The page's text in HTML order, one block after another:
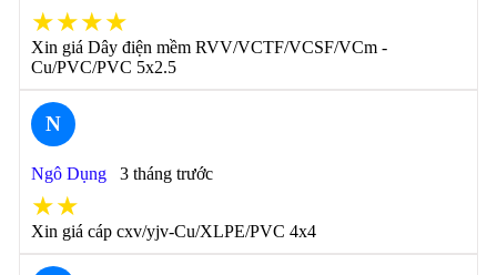
★★★★
Xin giá Dây điện mềm RVV/VCTF/VCSF/VCm -
Cu/PVC/PVC 5x2.5
N
Ngô Dụng 3 tháng trước
★★
Xin giá cáp cxv/yjv-Cu/XLPE/PVC 4x4